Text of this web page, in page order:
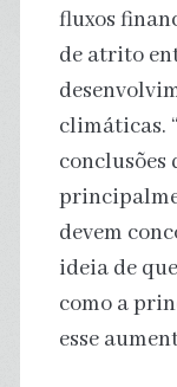
fluxos
de atrito
climáticas.
conclusões
devem
ideia de
como a
esse